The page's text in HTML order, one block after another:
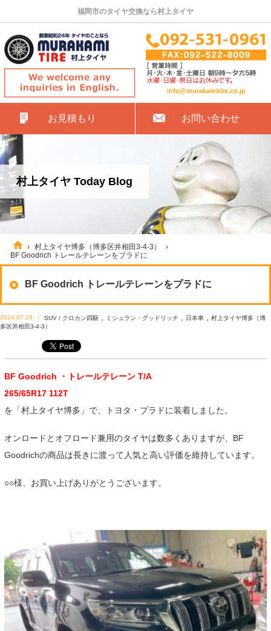
福岡市のタイヤ交換なら村上タイヤ
info@murakamitire.co.jp
お見積もり お問い合わせ
村上タイヤ Today Blog
› 村上タイヤ博多（博多区井相田3-4-3）
›
BF Goodrich トレールテレーンをプラドに
BF Goodrich トレールテレーンをプラドに
2024.07.19 SUV / クロカン四駆, ミシュラン・グッドリッチ, 日本車,
村上タイヤ博多（博
多区井相田3-4-3）
BF Goodrich ・トレールテレーン T/A
265/65R17 112T
を「村上タイヤ博多」で、トヨタ・プラドに装着しました。
オンロードとオフロード兼用のタイヤは数多くありますが、BF
Goodrichの商品は長きに渡って人気と高い評価を維持しています。
○○様、お買い上げありがとうございます。